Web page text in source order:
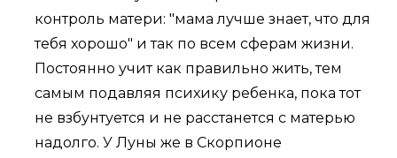
контроль матери: "мама лучше знает, что для
тебя хорошо" и так по всем сферам жизни.
Постоянно учит как правильно жить, тем
самым подавляя психику ребенка, пока тот
не взбунтуется и не расстанется с матерью
надолго. У Луны же в Скорпионе